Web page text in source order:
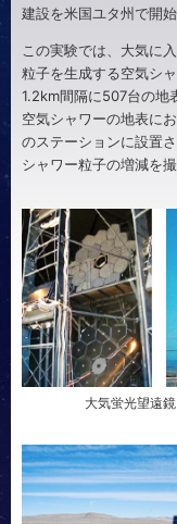
建設を米国ユタ州で開
この実験では、大気に
粒子を生成する空気シ
1.2km間隔に507台の地
空気シャワーの地表に
のステーションに設置
シャワー粒子の増減を
大気蛍光望遠